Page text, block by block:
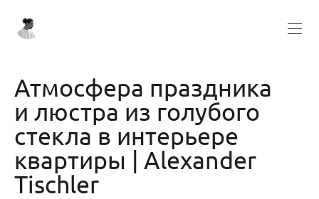
Атмосфера праздника
и люстра из голубого
стекла в интерьере
квартиры | Alexander
Tischler